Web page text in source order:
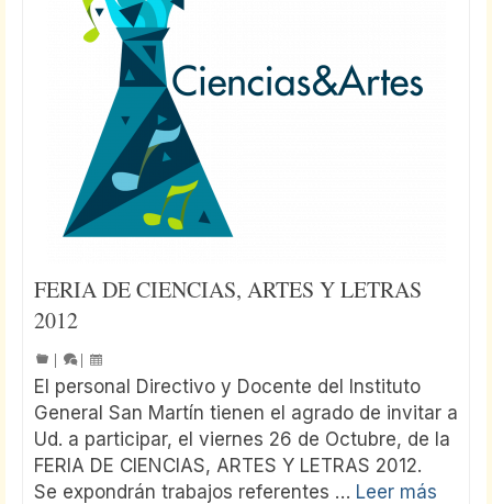
FERIA DE CIENCIAS, ARTES Y LETRAS
2012
El personal Directivo y Docente del Instituto
General San Martín tienen el agrado de invitar a
Ud. a participar, el viernes 26 de Octubre, de la
FERIA DE CIENCIAS, ARTES Y LETRAS 2012.
Se expondrán trabajos referentes … Leer más